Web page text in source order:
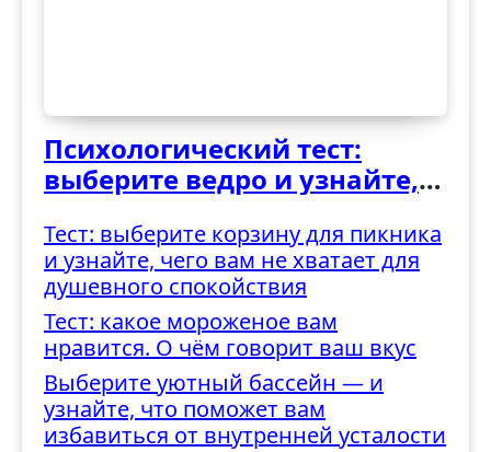
Психологический тест:
выберите ведро и узнайте,
трудностями
Тест: выберите корзину для пикника
и узнайте, чего вам не хватает для
душевного спокойствия
Тест: какое мороженое вам
нравится. О чём говорит ваш вкус
Выберите уютный бассейн — и
узнайте, что поможет вам
избавиться от внутренней усталости